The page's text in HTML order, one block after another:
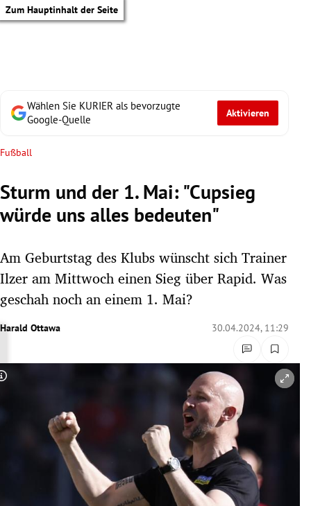
Zum Hauptinhalt der Seite
Untermenü
Untermenü
Untermenü
Untermenü
Untermenü
Wählen Sie KURIER als bevorzugte
Google-Quelle
Aktivieren
Fußball
Sturm und der 1. Mai: "Cupsieg
würde uns alles bedeuten"
Am Geburtstag des Klubs wünscht sich Trainer
Ilzer am Mittwoch einen Sieg über Rapid. Was
geschah noch an einem 1. Mai?
Harald Ottawa 30.04.2024, 11:29
Copyright-Hinweis öffnen/schließen